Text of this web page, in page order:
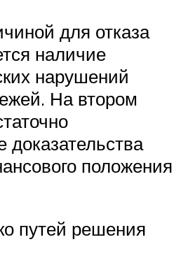
для отказа
наличие
нарушений
На втором
доказательства
положения
путей решения